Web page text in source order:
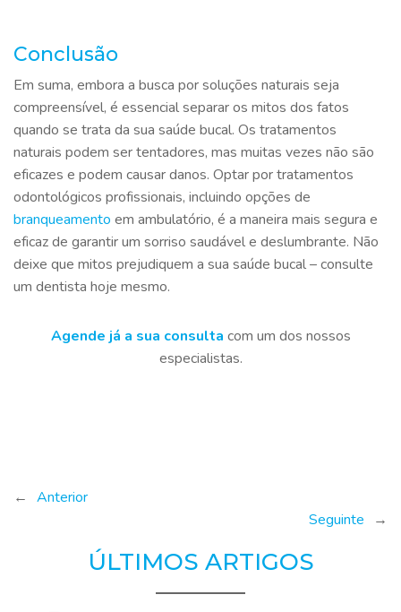
Conclusão
Em suma, embora a busca por soluções naturais seja
compreensível, é essencial separar os mitos dos fatos
quando se trata da sua saúde bucal. Os tratamentos
naturais podem ser tentadores, mas muitas vezes não são
eficazes e podem causar danos. Optar por tratamentos
odontológicos profissionais, incluindo opções de
branqueamento em ambulatório, é a maneira mais segura e
eficaz de garantir um sorriso saudável e deslumbrante. Não
deixe que mitos prejudiquem a sua saúde bucal – consulte
um dentista hoje mesmo.
Agende já a sua consulta com um dos nossos
especialistas.
← Anterior
Seguinte
→
ÚLTIMOS ARTIGOS